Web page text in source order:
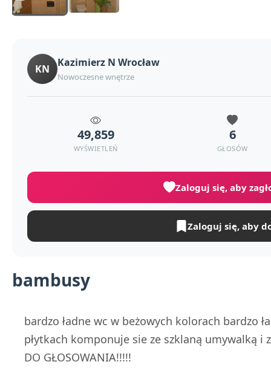
bambusy
bardzo ładne wc w beżowych kolorach bardzo
płytkach komponuje sie ze szklaną umywalką i
DO GŁOSOWANIA!!!!!
KN Kazimierz N Wrocław
Nowoczesne wnętrze
49,859
WYŚWIETLEŃ
6
GŁOSÓW
Zaloguj się, aby
Zaloguj się, aby